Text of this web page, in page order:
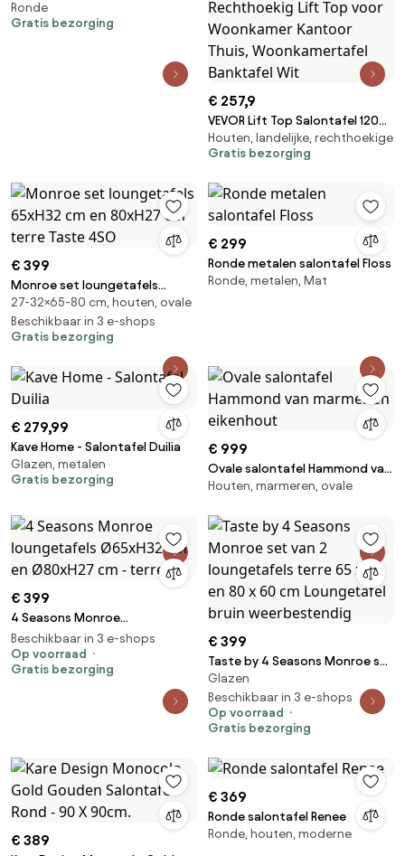
en 67 cm rond keramiek
antraciet
Ronde
Gratis bezorging
€ 257,9
VEVOR Lift Top Salontafel 120
cm, Rustieke Salontafel met
Barndeur en Verborgen
Rechthoekig Lift Top voor
Woonkamer Kantoor Thuis,
Houten, landelijke, rechthoekige
Gratis bezorging
€ 399
Monroe set loungetafels
65xH32 cm en 80xH27 cm terre
Taste 4SO
27-32×65-80 cm, houten, ovale
Beschikbaar in 3 e-shops
Gratis bezorging
€ 299
Ronde metalen salontafel Floss
Ronde, metalen, Mat
€ 279,99
Kave Home - Salontafel Duilia
Glazen, metalen
Gratis bezorging
€ 999
Ovale salontafel Hammond van
marmer en eikenhout
Houten, marmeren, ovale
€ 399
4 Seasons Monroe
loungetafels Ø65xH32 cm en
Ø80xH27 cm - terre
Beschikbaar in 3 e-shops
Op voorraad
Gratis bezorging
€ 399
Taste by 4 Seasons Monroe set
van 2 loungetafels terre 65 x
50 en 80 x 60 cm Loungetafel
bruin weerbestendig
Glazen
Beschikbaar in 3 e-shops
Op voorraad
Gratis bezorging
€ 389
€ 369
Ronde salontafel Renee
Ronde, houten, moderne